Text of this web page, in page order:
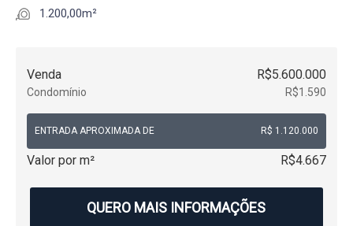
1.200,00m²
Venda R$5.600.000
Condomínio R$1.590
ENTRADA APROXIMADA DE R$ 1.120.000
Valor por m² R$4.667
QUERO MAIS INFORMAÇÕES